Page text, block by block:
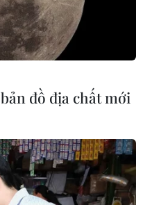
đồ địa chất mới